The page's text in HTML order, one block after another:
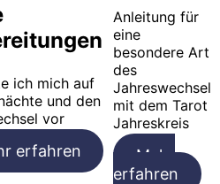
ich mich auf
und den
vor
erfahren
Anleitung für
eine
besondere Art
des
Jahreswechsel
mit dem Tarot
Jahreskreis
Mehr
erfahren